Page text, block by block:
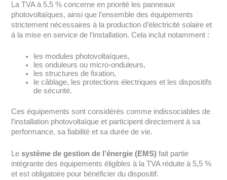
La TVA à 5,5 % concerne en priorité les panneaux
photovoltaïques, ainsi que l’ensemble des équipements
strictement nécessaires à la production d’électricité solaire et
à la mise en service de l’installation. Cela inclut notamment :
les modules photovoltaïques,
les onduleurs ou micro-onduleurs,
les structures de fixation,
le câblage, les protections électriques et les dispositifs
de sécurité.
Ces équipements sont considérés comme indissociables de
l’installation photovoltaïque et participent directement à sa
performance, sa fiabilité et sa durée de vie.
Lesystème de gestion de l’énergie (EMS) fait partie
intégrante des équipements éligibles à la TVA réduite à 5,5 %
et est obligatoire pour bénéficier du dispositif.